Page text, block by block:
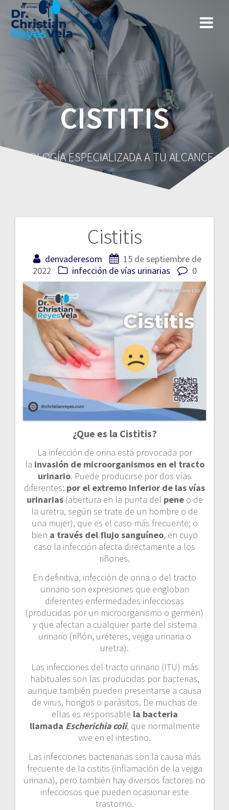
CISTITIS
UROLOGÍA ESPECIALIZADA A TU ALCANCE
Cistitis
denvaderesom
15 de septiembre de
2022
infección de vías urinarias 0
¿Que es la Cistitis?
La infección de orina está provocada por
la invasión de microorganismos en el tracto
urinario. Puede producirse por dos vías
diferentes: por el extremo inferior de las vías
urinarias(abertura en la punta del peneo de
la uretra, según se trate de un hombre o de
una mujer), que es el caso más frecuente; o
bien a través del flujo sanguíneo, en cuyo
caso la infección afecta directamente a los
riñones.
En definitiva, infección de orina o del tracto
urinario son expresiones que engloban
diferentes enfermedades infecciosas
(producidas por un microorganismo o germen)
y que afectan a cualquier parte del sistema
urinario (riñón, uréteres, vejiga urinaria o
uretra).
Las infecciones del tracto urinario (ITU) más
habituales son las producidas por bacterias,
aunque también pueden presentarse a causa
de virus, hongos o parásitos. De muchas de
ellas es responsable la bacteria
llamada Escherichia coli, que normalmente
vive en el intestino.
Las infecciones bacterianas son la causa más
frecuente de la cistitis (inflamación de la vejiga
urinaria), pero también hay diversos factores no
infecciosos que pueden ocasionar este
trastorno.
Navegación
de
entradas